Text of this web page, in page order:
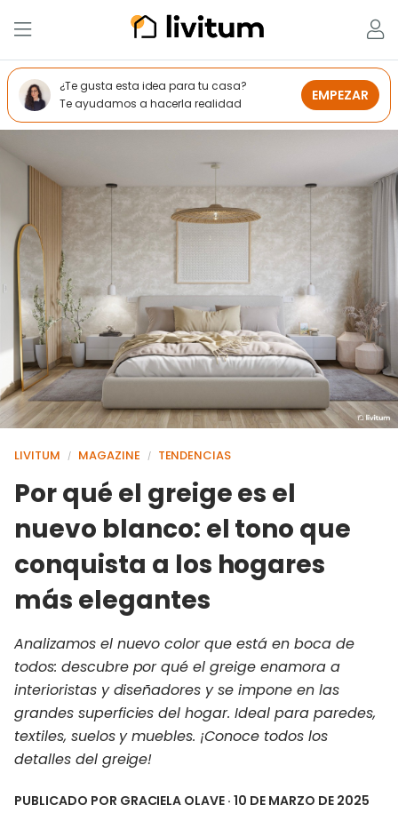
LIVITUM / MAGAZINE / TENDENCIAS
Por qué el greige es el
nuevo blanco: el tono que
conquista a los hogares
más elegantes
Analizamos el nuevo color que está en boca de
todos: descubre por qué el greige enamora a
interioristas y diseñadores y se impone en las
grandes superficies del hogar. Ideal para paredes,
textiles, suelos y muebles. ¡Conoce todos los
detalles del greige!
PUBLICADO POR GRACIELA OLAVE · 10 DE MARZO DE 2025
¿Te gusta esta idea para tu casa?
Te ayudamos a hacerla realidad
EMPEZAR